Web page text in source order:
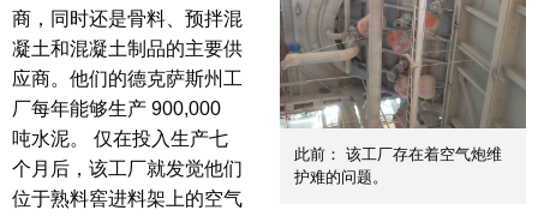
此前： 该工厂存在着空气炮维
护难的问题。
商，同时还是骨料、预拌混
凝土和混凝土制品的主要供
应商。他们的德克萨斯州工
厂每年能够生产 900,000
吨水泥。 仅在投入生产七
个月后，该工厂就发觉他们
位于熟料窖进料架上的空气